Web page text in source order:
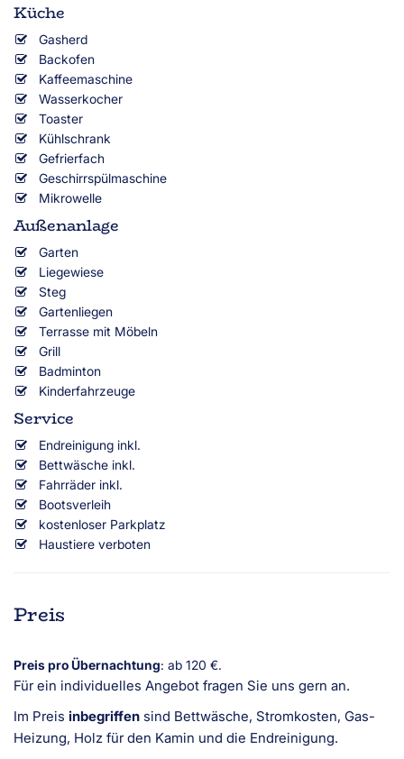
Küche
Gasherd
Backofen
Kaffeemaschine
Wasserkocher
Toaster
Kühlschrank
Gefrierfach
Geschirrspülmaschine
Mikrowelle
Außenanlage
Garten
Liegewiese
Steg
Gartenliegen
Terrasse mit Möbeln
Grill
Badminton
Kinderfahrzeuge
Service
Endreinigung inkl.
Bettwäsche inkl.
Fahrräder inkl.
Bootsverleih
kostenloser Parkplatz
Haustiere verboten
Preis
Preis pro Übernachtung: ab 120 €.
Für ein individuelles Angebot fragen Sie uns gern an.
Im Preis inbegriffen sind Bettwäsche, Stromkosten, Gas-
Heizung, Holz für den Kamin und die Endreinigung.